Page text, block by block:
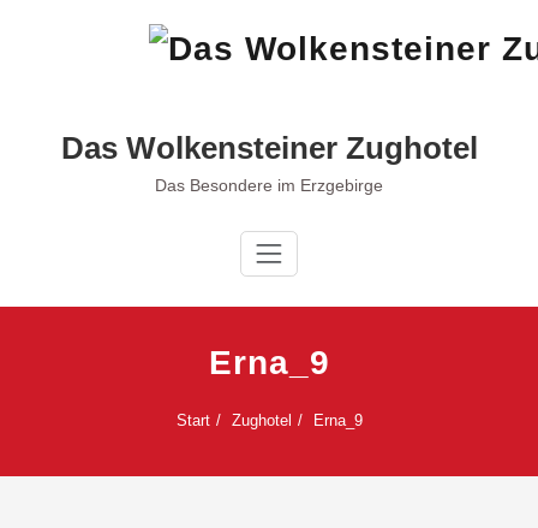
Das Wolkensteiner Zughotel
Das Besondere im Erzgebirge
Erna_9
Start Zughotel Erna_9